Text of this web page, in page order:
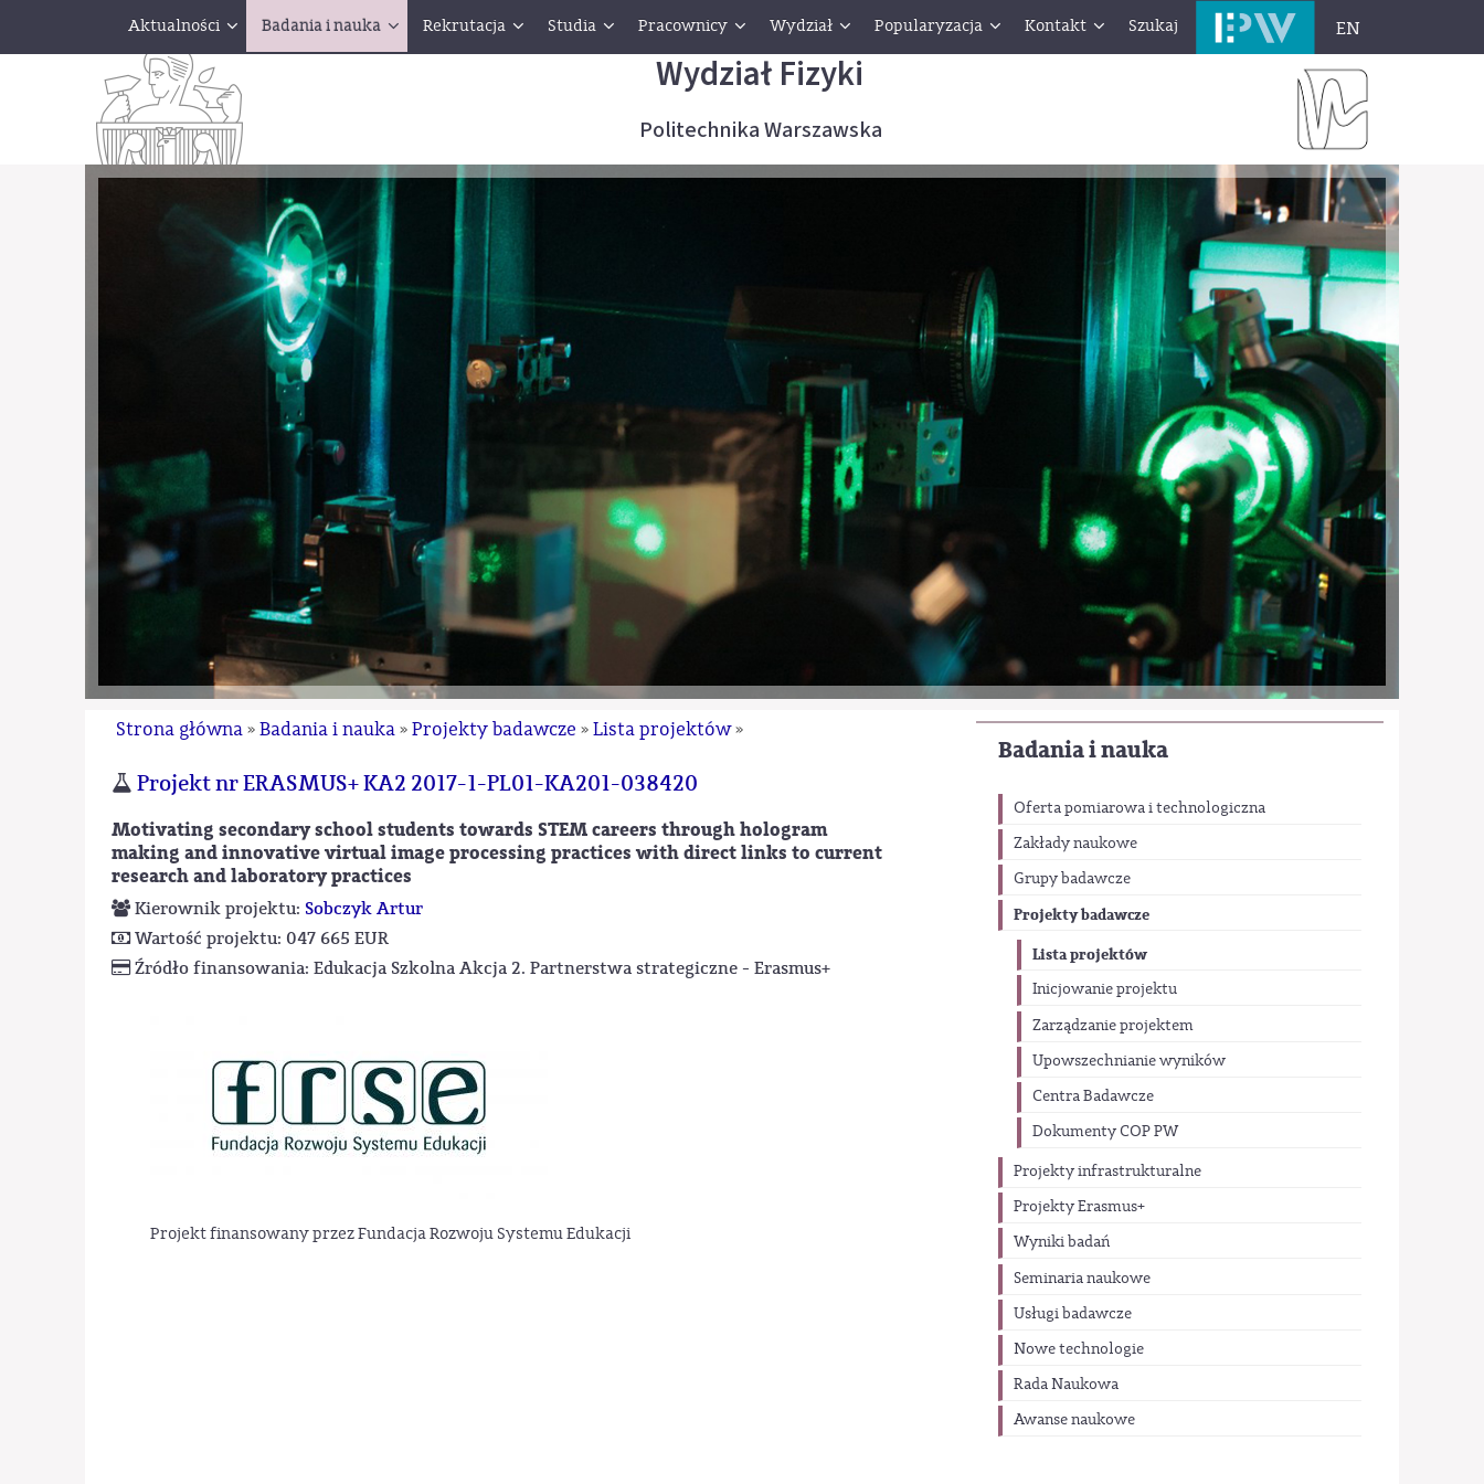
Aktualności Badania i nauka Rekrutacja Studia Pracownicy Wydział Popularyzacja Kontakt Szukaj EN
Wydział Fizyki
Politechnika Warszawska
Badania i nauka
Oferta pomiarowa i technologiczna
Zakłady naukowe
Grupy badawcze
Projekty badawcze
Lista projektów
Inicjowanie projektu
Zarządzanie projektem
Upowszechnianie wyników
Centra Badawcze
Dokumenty COP PW
Projekty infrastrukturalne
Projekty Erasmus+
Wyniki badań
Seminaria naukowe
Usługi badawcze
Nowe technologie
Rada Naukowa
Awanse naukowe
Strona główna » Badania i nauka » Projekty badawcze » Lista projektów »
Projekt nr ERASMUS+ KA2 2017-1-PL01-KA201-038420
Motivating secondary school students towards STEM careers through hologram
making and innovative virtual image processing practices with direct links to current
research and laboratory practices
Kierownik projektu: Sobczyk Artur
Wartość projektu: 047 665 EUR
Źródło finansowania: Edukacja Szkolna Akcja 2. Partnerstwa strategiczne - Erasmus+
Projekt finansowany przez Fundacja Rozwoju Systemu Edukacji